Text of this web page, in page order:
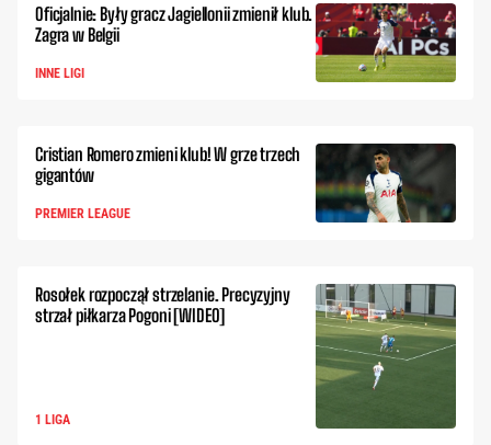
Oficjalnie: Były gracz Jagiellonii zmienił klub.
Zagra w Belgii
INNE LIGI
Cristian Romero zmieni klub! W grze trzech
gigantów
PREMIER LEAGUE
Rosołek rozpoczął strzelanie. Precyzyjny
strzał piłkarza Pogoni [WIDEO]
1 LIGA